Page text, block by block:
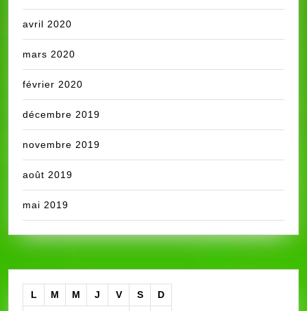
avril 2020
mars 2020
février 2020
décembre 2019
novembre 2019
août 2019
mai 2019
L M M J V S D